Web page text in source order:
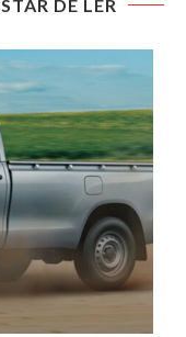
DE LER